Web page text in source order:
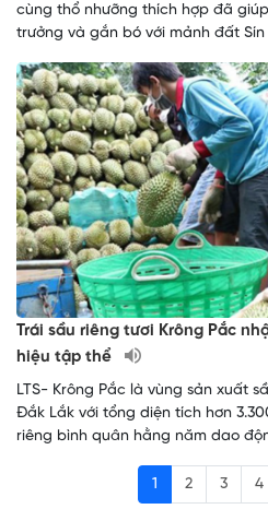
cùng thổ nhưỡng thích hợp đã
trưởng và gắn bó với mảnh đất
Trái sầu riêng tươi Krông Pắc
hiệu tập thể
LTS- Krông Pắc là vùng sản xuất
Đắk Lắk với tổng diện tích hơn
riêng bình quân hằng năm dao
1 2 3 4